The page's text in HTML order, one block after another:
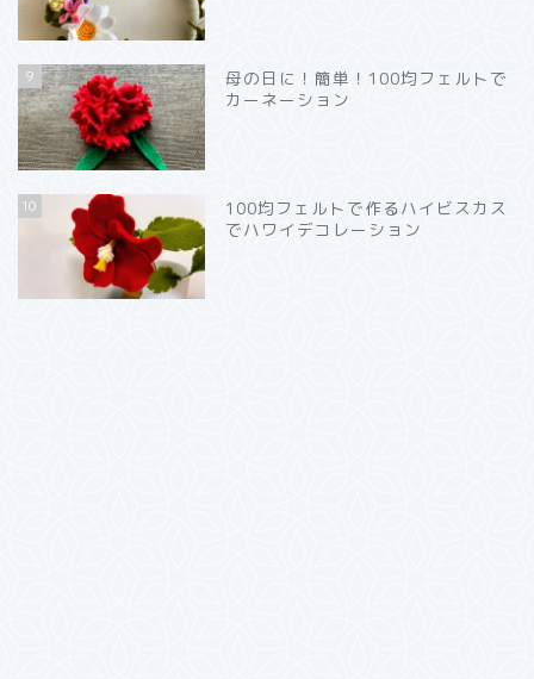
9
母の日に！簡単！100均フェルトで
カーネーション
10
100均フェルトで作るハイビスカス
でハワイデコレーション